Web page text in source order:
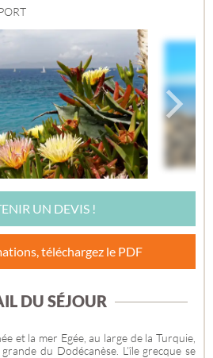
UN DEVIS !
téléchargez le PDF
DU SÉJOUR
et la mer Egée, au large de la Turquie,
du Dodécanèse. L’île grecque se